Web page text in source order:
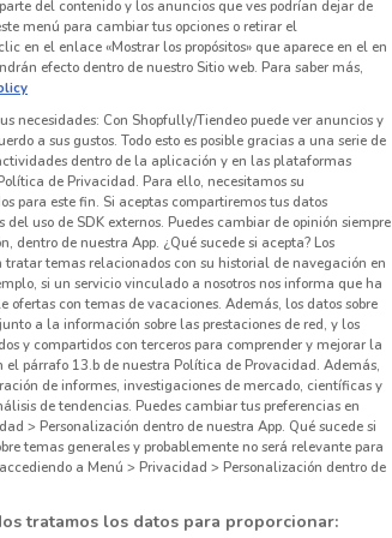
Caduca el 31/08 617 m Caduca el 31/12
GNC GNC
del contenido y los anuncios que ves podrían dejar de
menú para cambiar tus opciones o retirar el
en el enlace «Mostrar los propósitos» que aparece en el en
efecto dentro de nuestro Sitio web. Para saber más,
necesidades: Con Shopfully/Tiendeo puede ver anuncios y
a sus gustos. Todo esto es posible gracias a una serie de
dentro de la aplicación y en las plataformas
de Privacidad. Para ello, necesitamos su
para este fin. Si aceptas compartiremos tus datos
uso de SDK externos. Puedes cambiar de opinión siempre
dentro de nuestra App. ¿Qué sucede si acepta? Los
temas relacionados con su historial de navegación en
si un servicio vinculado a nosotros nos informa que ha
con temas de vacaciones. Además, los datos sobre
a la información sobre las prestaciones de red, y los
y compartidos con terceros para comprender y mejorar la
párrafo 13.b de nuestra Política de Provacidad. Además,
de informes, investigaciones de mercado, científicas y
de tendencias. Puedes cambiar tus preferencias en
> Personalización dentro de nuestra App. Qué sucede si
temas generales y probablemente no será relevante para
a Menú > Privacidad > Personalización dentro de
tratamos los datos para proporcionar: